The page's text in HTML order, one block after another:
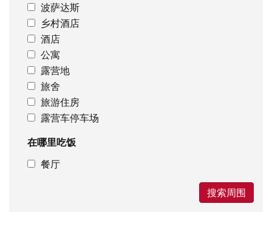
波萨达斯
乡村酒店
酒店
公寓
露营地
旅舍
旅游住房
露营车停车场
在哪里吃饭
餐厅
搜索周围